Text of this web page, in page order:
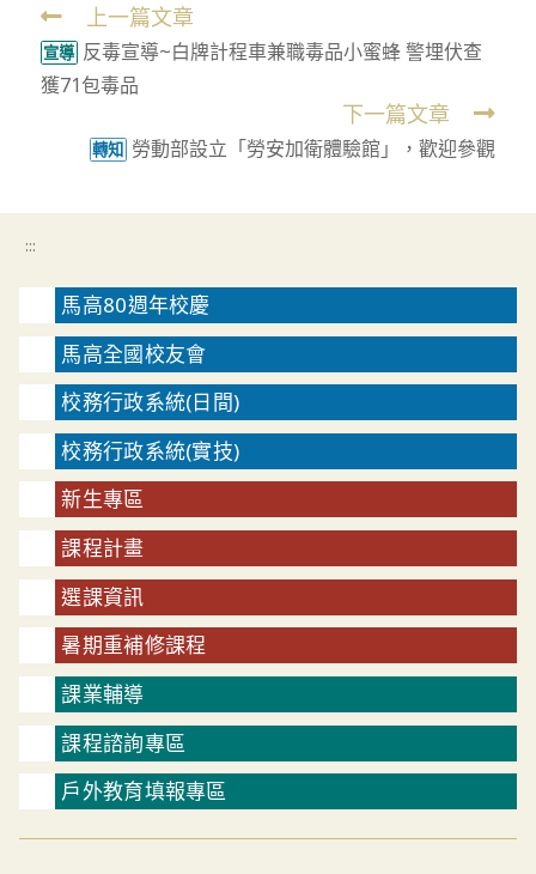
Read
more
articles
上一篇文章
宣導 反毒宣導~白牌計程車兼職毒品小蜜蜂 警埋伏查
獲71包毒品
下一篇文章
轉知 勞動部設立「勞安加衛體驗館」，歡迎參觀
:::
馬高80週年校慶
馬高全國校友會
校務行政系統(日間)
校務行政系統(實技)
新生專區
課程計畫
選課資訊
暑期重補修課程
課業輔導
課程諮詢專區
戶外教育填報專區